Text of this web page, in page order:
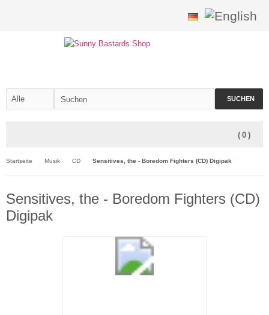
SUCHEN
( 0 )
Startseite Musik CD Sensitives, the - Boredom Fighters (CD) Digipak
Sensitives, the - Boredom Fighters (CD)
Digipak